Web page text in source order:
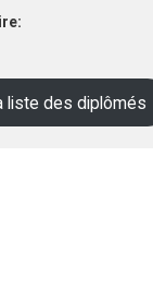
liste des diplômés